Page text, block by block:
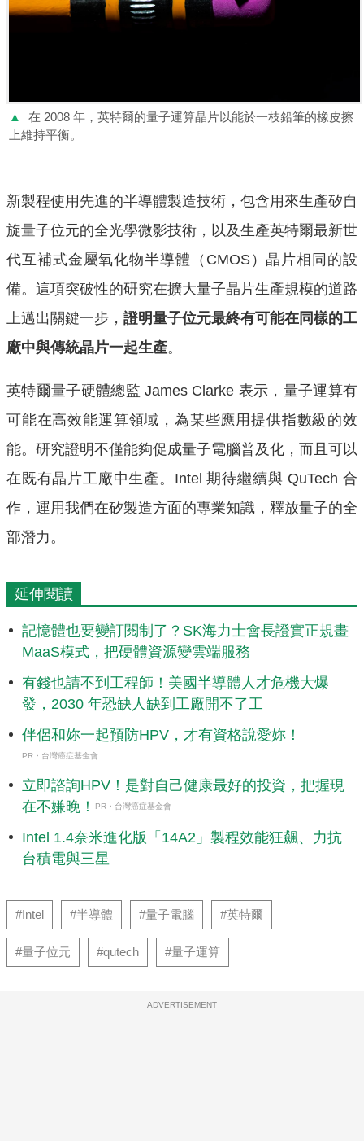
▲
在 2008 年，英特爾的量子運算晶片以能於一枝鉛筆的橡皮擦
上維持平衡。
新製程使用先進的半導體製造技術，包含用來生產矽自
旋量子位元的全光學微影技術，以及生產英特爾最新世
代互補式金屬氧化物半導體（CMOS）晶片相同的設
備。這項突破性的研究在擴大量子晶片生產規模的道路
上邁出關鍵一步， 證明量子位元最終有可能在同樣的工
廠中與傳統晶片一起生產。
英特爾量子硬體總監 James Clarke 表示，量子運算有
可能在高效能運算領域，為某些應用提供指數級的效
能。研究證明不僅能夠促成量子電腦普及化，而且可以
在既有晶片工廠中生產。Intel 期待繼續與 QuTech 合
作，運用我們在矽製造方面的專業知識，釋放量子的全
部潛力。
延伸閱讀
記憶體也要變訂閱制了？SK海力士會長證實正規畫
MaaS模式，把硬體資源變雲端服務
有錢也請不到工程師！美國半導體人才危機大爆
發，2030 年恐缺人缺到工廠開不了工
伴侶和妳一起預防HPV，才有資格說愛妳！
PR・台灣癌症基金會
立即諮詢HPV！是對自己健康最好的投資，把握現
在不嫌晚！
PR・台灣癌症基金會
Intel 1.4奈米進化版「14A2」製程效能狂飆、力抗
台積電與三星
#Intel #半導體 #量子電腦 #英特爾
#量子位元 #qutech #量子運算
ADVERTISEMENT